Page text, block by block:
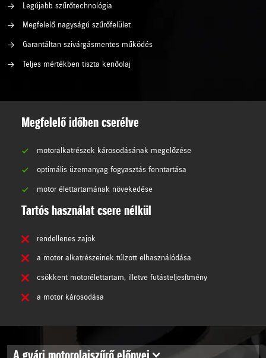
Legújabb szűrőtechnológia
Megfelelő nagyságú szűrőfelület
Garantáltan szivárgásmentes működés
Teljes mértékben tiszta kenőolaj
Megfelelő időben cserélve
motoralkatrészek károsodásának megelőzése
optimális üzemanyag fogyasztás fenntartása
motor élettartamának növekedése
Tartós használat csere nélkül
rendellenes zajok
a motor alkatrészeinek túlzott elhasználódása
csökkent motorélettartam, illetve futásteljesítmény
a motor károsodása